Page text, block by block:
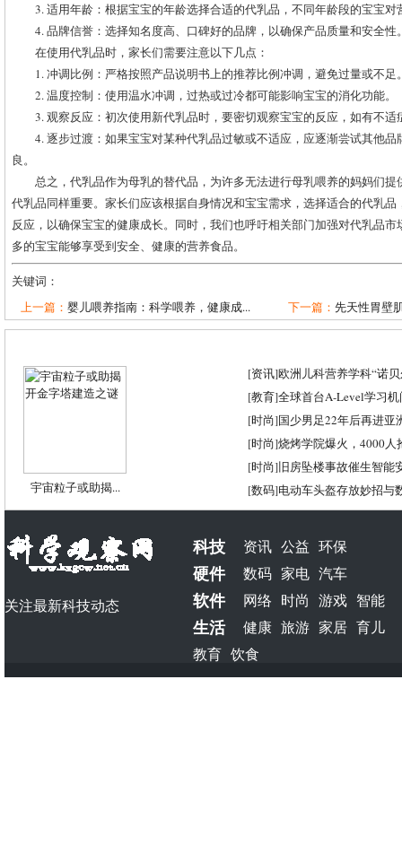
3. 适用年龄：根据宝宝的年龄选择合适的代乳品，不同年龄段的宝宝
4. 品牌信誉：选择知名度高、口碑好的品牌，以确保产品质量和安全性
在使用代乳品时，家长们需要注意以下几点：
1. 冲调比例：严格按照产品说明书上的推荐比例冲调，避免过量或不足
2. 温度控制：使用温水冲调，过热或过冷都可能影响宝宝的消化功能。
3. 观察反应：初次使用新代乳品时，要密切观察宝宝的反应，如有不
4. 逐步过渡：如果宝宝对某种代乳品过敏或不适应，应逐渐尝试其他
良。
总之，代乳品作为母乳的替代品，为许多无法进行母乳喂养的妈妈们
代乳品同样重要。家长们应该根据自身情况和宝宝需求，选择适合的代乳
反应，以确保宝宝的健康成长。同时，我们也呼吁相关部门加强对代乳品
多的宝宝能够享受到安全、健康的营养食品。
关键词：
上一篇： 婴儿喂养指南：科学喂养，健康成... 下一篇： 先天性胃壁
宇宙粒子或助揭...
[资讯]欧洲儿科营养学科“诺
[教育]全球首台A-Level学习
[时尚]国少男足22年后再进亚
[时尚]烧烤学院爆火，4000人
[时尚]旧房坠楼事故催生智能
[数码]电动车头盔存放妙招与
关注最新科技动态
科技 资讯 公益 环保
硬件 数码 家电 汽车
软件 网络 时尚 游戏 智能
生活 健康 旅游 家居 育儿
教育 饮食